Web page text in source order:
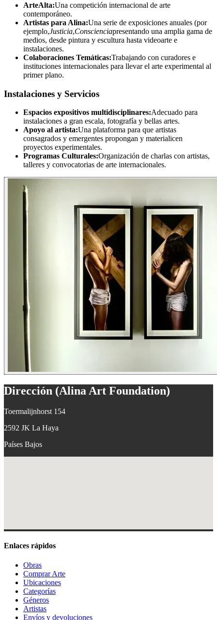
ArteAlta:Una competición internacional de arte
contemporáneo.
Artistas para Alina:Una serie de exposiciones anuales (por
ejemplo,Justicia,Conscienciapresentando una amplia gama de
medios, desde pintura y escultura hasta videoarte e
instalaciones.
Colaboraciones Temáticas:Trabajando con curadores e
instituciones internacionales para llevar el arte experimental al
primer plano.
Instalaciones y Servicios
Espacios expositivos multidisciplinares:Adecuado para
instalaciones a gran escala, fotografía y bellas artes.
Apoyo al artista:Una plataforma para que artistas
consagrados y emergentes propongan y materialicen
proyectos experimentales.
Programas Culturales:Organización de charlas con artistas,
talleres y convocatorias de arte internacionales.
Dirección (Alina Art Foundation)
Toermalijnhorst 154
2592 JK La Haya
Países Bajos
Enlaces rápidos
Obras
Comprar Arte
Ubicaciones
Categorías
Géneros
Artistas
Envíos y devoluciones